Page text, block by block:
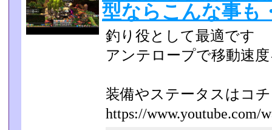
型ならこんな事
釣り役として最適です
アンテロープで移動速
装備やステータスはコ
https://www.youtube.com/